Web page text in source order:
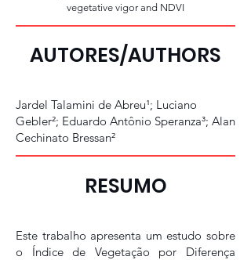
vegetative vigor and NDVI
AUTORES/AUTHORS
Jardel Talamini de Abreu¹; Luciano
Gebler²; Eduardo Antônio Speranza³; Alan
Cechinato Bressan²
RESUMO
Este trabalho apresenta um estudo sobre
o Índice de Vegetação por Diferença